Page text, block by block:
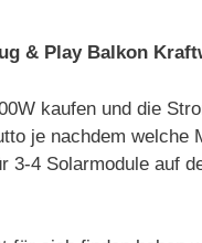
& Play Balkon
kaufen und die
je nachdem
4 Solarmodule auf